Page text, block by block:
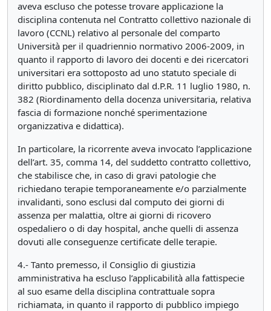
aveva escluso che potesse trovare applicazione la
disciplina contenuta nel Contratto collettivo nazionale di
lavoro (CCNL) relativo al personale del comparto
Università per il quadriennio normativo 2006-2009, in
quanto il rapporto di lavoro dei docenti e dei ricercatori
universitari era sottoposto ad uno statuto speciale di
diritto pubblico, disciplinato dal d.P.R. 11 luglio 1980, n.
382 (Riordinamento della docenza universitaria, relativa
fascia di formazione nonché sperimentazione
organizzativa e didattica).
In particolare, la ricorrente aveva invocato l’applicazione
dell’art. 35, comma 14, del suddetto contratto collettivo,
che stabilisce che, in caso di gravi patologie che
richiedano terapie temporaneamente e/o parzialmente
invalidanti, sono esclusi dal computo dei giorni di
assenza per malattia, oltre ai giorni di ricovero
ospedaliero o di day hospital, anche quelli di assenza
dovuti alle conseguenze certificate delle terapie.
4.- Tanto premesso, il Consiglio di giustizia
amministrativa ha escluso l’applicabilità alla fattispecie
al suo esame della disciplina contrattuale sopra
richiamata, in quanto il rapporto di pubblico impiego